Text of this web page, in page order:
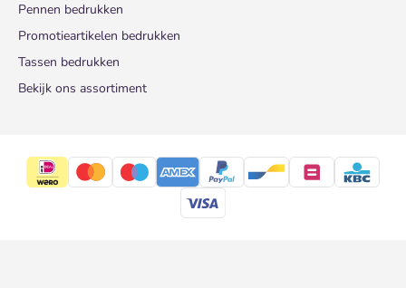
Pennen bedrukken
Promotieartikelen bedrukken
Tassen bedrukken
Bekijk ons assortiment